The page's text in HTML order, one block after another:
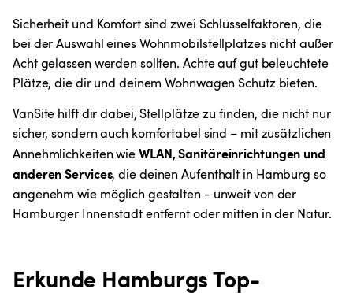
Sicherheit und Komfort sind zwei Schlüsselfaktoren, die
bei der Auswahl eines Wohnmobilstellplatzes nicht außer
Acht gelassen werden sollten. Achte auf gut beleuchtete
Plätze, die dir und deinem Wohnwagen Schutz bieten.
VanSite hilft dir dabei, Stellplätze zu finden, die nicht nur
sicher, sondern auch komfortabel sind – mit zusätzlichen
Annehmlichkeiten wie WLAN, Sanitäreinrichtungen und
anderen Services, die deinen Aufenthalt in Hamburg so
angenehm wie möglich gestalten - unweit von der
Hamburger Innenstadt entfernt oder mitten in der Natur.
Erkunde Hamburgs Top-